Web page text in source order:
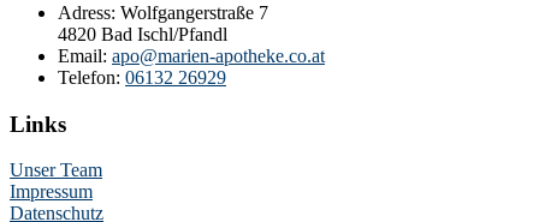
Adress: Wolfgangerstraße 7
4820 Bad Ischl/Pfandl
Email: apo@marien-apotheke.co.at
Telefon: 06132 26929
Links
Unser Team
Impressum
Datenschutz